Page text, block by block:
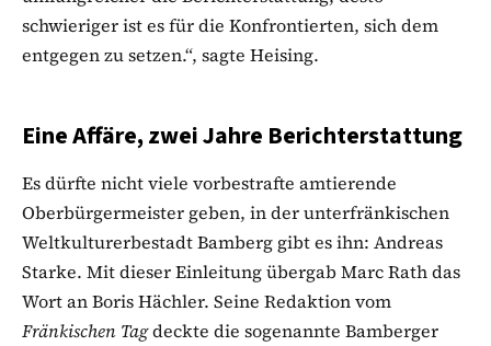
schwieriger ist es für die Konfrontierten, sich dem
entgegen zu setzen.“, sagte Heising.
Eine Affäre, zwei Jahre Berichterstattung
Es dürfte nicht viele vorbestrafte amtierende
Oberbürgermeister geben, in der unterfränkischen
Weltkulturerbestadt Bamberg gibt es ihn: Andreas
Starke. Mit dieser Einleitung übergab Marc Rath das
Wort an Boris Hächler. Seine Redaktion vom
Fränkischen Tagdeckte die sogenannte Bamberger